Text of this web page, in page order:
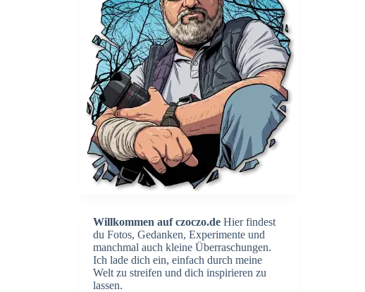
Willkommen auf czoczo.de Hier findest
du Fotos, Gedanken, Experimente und
manchmal auch kleine Überraschungen.
Ich lade dich ein, einfach durch meine
Welt zu streifen und dich inspirieren zu
lassen.